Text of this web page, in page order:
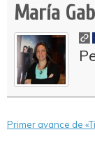
María
Primer avance de